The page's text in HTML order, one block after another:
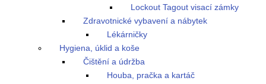
Lockout Tagout visací zámky
Zdravotnické vybavení a nábytek
Lékárničky
Hygiena, úklid a koše
Čištění a údržba
Houba, pračka a kartáč